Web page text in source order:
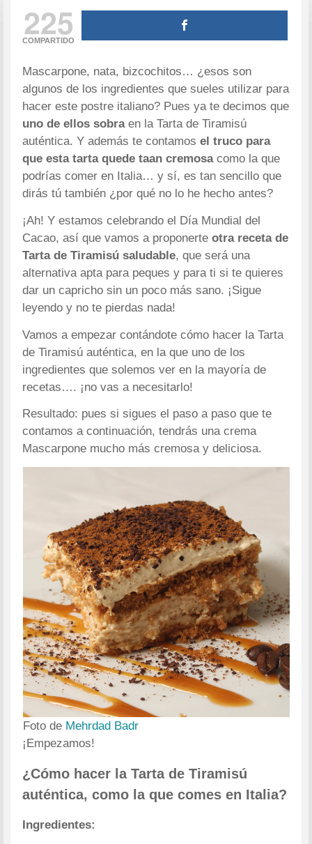
225
COMPARTIDO
Mascarpone, nata, bizcochitos… ¿esos son
algunos de los ingredientes que sueles utilizar para
hacer este postre italiano? Pues ya te decimos que
uno de ellos sobraen la Tarta de Tiramisú
auténtica. Y además te contamosel truco para
que esta tarta quede taan cremosacomo la que
podrías comer en Italia… y sí, es tan sencillo que
dirás tú también ¿por qué no lo he hecho antes?
¡Ah! Y estamos celebrando el Día Mundial del
Cacao, así que vamos a proponerteotra receta de
Tarta de Tiramisú saludable, que será una
alternativa apta para peques y para ti si te quieres
dar un capricho sin un poco más sano. ¡Sigue
leyendo y no te pierdas nada!
Vamos a empezar contándote cómo hacer la Tarta
de Tiramisú auténtica, en la que uno de los
ingredientes que solemos ver en la mayoría de
recetas…. ¡no vas a necesitarlo!
Resultado: pues si sigues el paso a paso que te
contamos a continuación, tendrás una crema
Mascarpone mucho más cremosa y deliciosa.
Foto de Mehrdad Badr
¡Empezamos!
¿Cómo hacer la Tarta de Tiramisú
auténtica, como la que comes en Italia?
Ingredientes: